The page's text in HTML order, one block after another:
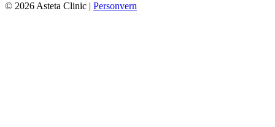
© 2026 Asteta Clinic | Personvern